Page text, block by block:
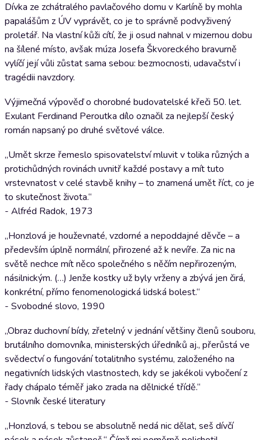
Dívka ze zchátralého pavlačového domu v Karlíně by mohla
papalášům z ÚV vyprávět, co je to správně podvyživený
proletář. Na vlastní kůži cítí, že ji osud nahnal v mizernou dobu
na šílené místo, avšak múza Josefa Škvoreckého bravurně
vylíčí její vůli zůstat sama sebou: bezmocnosti, udavačství i
tragédii navzdory.
Výjimečná výpověď o chorobné budovatelské křeči 50. let.
Exulant Ferdinand Peroutka dílo označil za nejlepší český
román napsaný po druhé světové válce.
„Umět skrze řemeslo spisovatelství mluvit v tolika různých a
protichůdných rovinách uvnitř každé postavy a mít tuto
vrstevnatost v celé stavbě knihy – to znamená umět říct, co je
to skutečnost života.“
- Alfréd Radok, 1973
„Honzlová je houževnaté, vzdorné a nepoddajné děvče – a
především úplně normální, přirozené až k nevíře. Za nic na
světě nechce mít něco společného s něčím nepřirozeným,
násilnickým. (…) Jenže kostky už byly vrženy a zbývá jen čirá,
konkrétní, přímo fenomenologická lidská bolest.“
- Svobodné slovo, 1990
„Obraz duchovní bídy, zřetelný v jednání většiny členů souboru,
brutálního domovníka, ministerských úředníků aj., přerůstá ve
svědectví o fungování totalitního systému, založeného na
negativních lidských vlastnostech, kdy se jakékoli vybočení z
řady chápalo téměř jako zrada na dělnické třídě.“
- Slovník české literatury
„Honzlová, s tebou se absolutně nedá nic dělat, seš dívčí